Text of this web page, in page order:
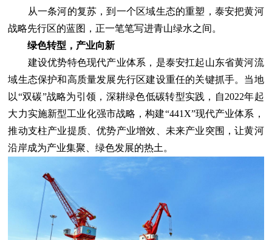
从一条河的复苏，到一个区域生态的重塑，泰安把黄河
战略先行区的蓝图，正一笔笔写进青山绿水之间。
绿色转型，产业向新
建设优势特色现代产业体系，是泰安扛起山东省黄河流
域生态保护和高质量发展先行区建设重任的关键抓手。当地
以“双碳”战略为引领，深耕绿色低碳转型实践，自2022年起
大力实施新型工业化强市战略，构建“441X”现代产业体系，
推动支柱产业提质、优势产业增效、未来产业突围，让黄河
沿岸成为产业集聚、绿色发展的热土。